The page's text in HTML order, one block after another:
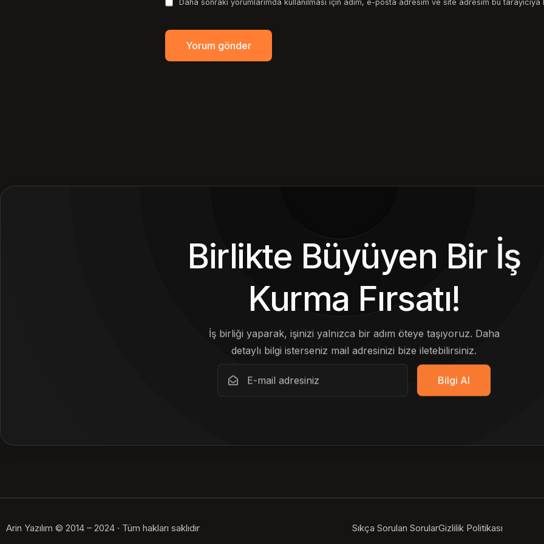
Daha sonraki yorumlarımda kullanılması için adım, e-posta adresim ve site adresim bu
Birlikte Büyüyen Bir İş
Kurma Fırsatı!
İş birliği yaparak, işinizi yalnızca bir adım öteye taşıyoruz. Daha
detaylı bilgi isterseniz mail adresinizi bize iletebilirsiniz.
Bilgi Al
Arin Yazılım © 2014 – 2024 · Tüm hakları saklıdır Sıkça Sorulan SorularGizlilik Politikası